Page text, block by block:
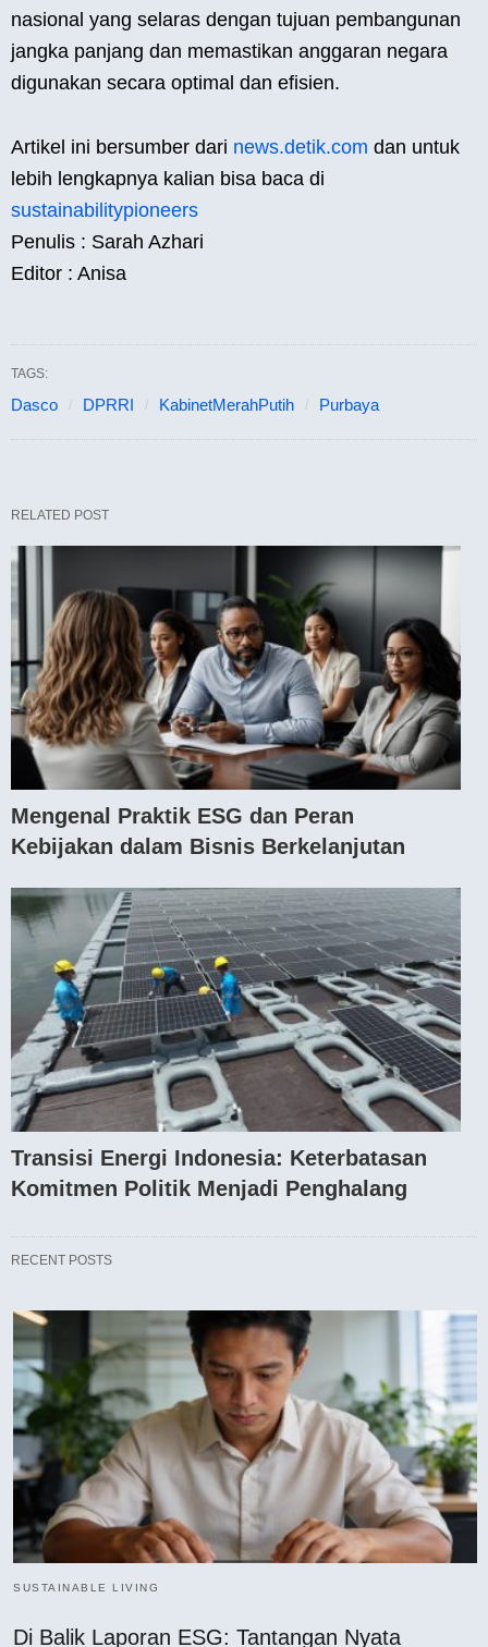
nasional yang selaras dengan tujuan pembangunan
jangka panjang dan memastikan anggaran negara
digunakan secara optimal dan efisien.
Artikel ini bersumber dari news.detik.com dan untuk
lebih lengkapnya kalian bisa baca di
sustainabilitypioneers
Penulis : Sarah Azhari
Editor : Anisa
TAGS:
Dasco DPRRI KabinetMerahPutih Purbaya
RELATED POST
Mengenal Praktik ESG dan Peran
Kebijakan dalam Bisnis Berkelanjutan
Transisi Energi Indonesia: Keterbatasan
Komitmen Politik Menjadi Penghalang
RECENT POSTS
SUSTAINABLE LIVING
Di Balik Laporan ESG: Tantangan Nyata